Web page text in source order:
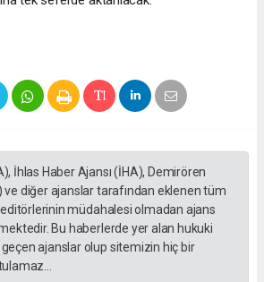
İhlas Haber Ajansı (İHA), Demirören
ve diğer ajanslar tarafından eklenen tüm
müdahalesi olmadan ajans
Bu haberlerde yer alan hukuki
ajanslar olup sitemizin hiç bir